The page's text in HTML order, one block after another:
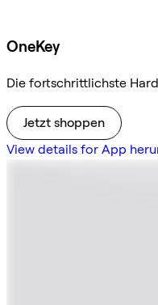
OneKey
Die fortschrittlichste
Jetzt shoppen
View details for App